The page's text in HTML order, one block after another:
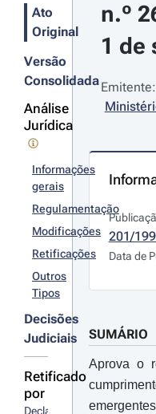
Ato
Original
Versão
Consolidada
Análise
Jurídica
Informações
gerais
Regulamentação
Modificações
Retificações
Outros
Tipos
Decisões
Judiciais
Retificado
por
Declaração
n.º
1 de
Emitente:
201/
Data de
SUMÁRIO
Aprova o